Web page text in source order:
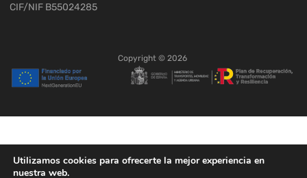
CIF/NIF B55024285
Copyright © 2026
Utilizamos cookies para ofrecerte la mejor experiencia en
nuestra web.